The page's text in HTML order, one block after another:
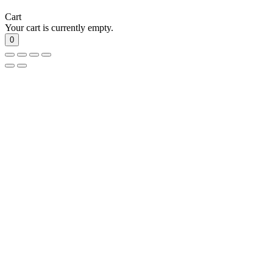
Cart
Your cart is currently empty.
0